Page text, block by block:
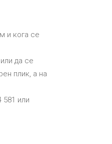
и кога се
да се
плик, а на
581 или